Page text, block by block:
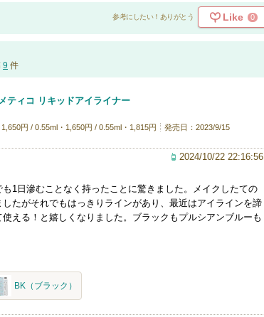
参考にしたい！ありがとう Like 0
9 件
ティコ リキッドアイライナー
円 / 0.55ml・1,650円 / 0.55ml・1,815円
発売日：2023/9/15
2024/10/22 22:16:56
1日滲むことなく持ったことに驚きました。メイクしたての
たがそれでもはっきりラインがあり、最近はアイラインを諦
える！と嬉しくなりました。ブラックもプルシアンブルーも
BK（ブラック）